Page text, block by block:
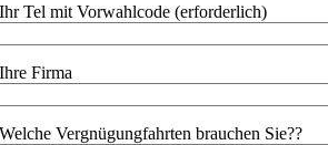
Ihr Tel mit Vorwahlcode (erforderlich)
Ihre Firma
Welche Vergnügungfahrten brauchen Sie??